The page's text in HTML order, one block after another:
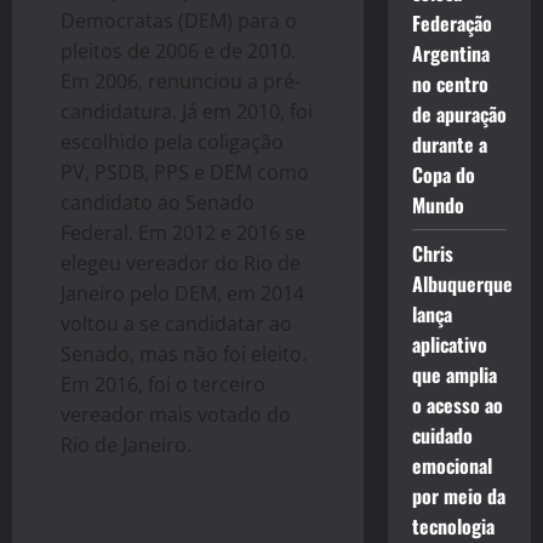
Democratas (DEM) para o
pleitos de 2006 e de 2010.
Em 2006, renunciou a pré-
candidatura. Já em 2010, foi
escolhido pela coligação
PV, PSDB, PPS e DEM como
candidato ao Senado
Federal. Em 2012 e 2016 se
elegeu vereador do Rio de
Janeiro pelo DEM, em 2014
voltou a se candidatar ao
Senado, mas não foi eleito.
Em 2016, foi o terceiro
vereador mais votado do
Rio de Janeiro.
Federação
Argentina
no centro
de apuração
durante a
Copa do
Mundo
Chris
Albuquerque
lança
aplicativo
que amplia
o acesso ao
cuidado
emocional
por meio da
tecnologia